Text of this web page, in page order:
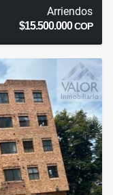
Arriendos
$15.500.000COP